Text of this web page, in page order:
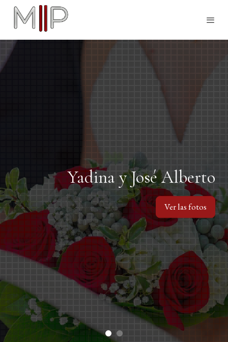
Yadina y José Alberto
Ver las fotos